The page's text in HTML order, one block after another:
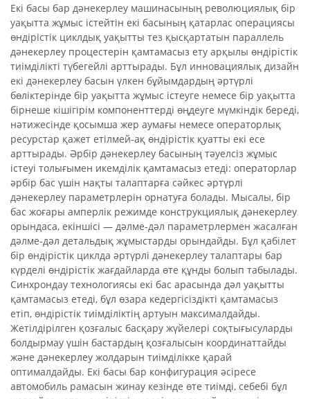
Екі басы бар дәнекерлеу машинасының революциялық бір
уақытта жұмыс істейтін екі басының қатарлас операциясы
өндірістік циклдық уақытты тез қысқартатын параллель
дәнекерлеу процестерін қамтамасыз ету арқылы өндірістік
тиімділікті түбегейлі арттырады. Бұл инновациялық дизайн
екі дәнекерлеу басын үлкен бұйымдардың әртүрлі
бөліктерінде бір уақытта жұмыс істеуге немесе бір уақытта
бірнеше кішігірім компоненттерді өңдеуге мүмкіндік береді,
нәтижесінде қосымша жер аумағы немесе операторлық
ресурстар қажет етілмей-ақ өндірістік қуатты екі есе
арттырады. Әрбір дәнекерлеу басының тәуелсіз жұмыс
істеуі толығымен икемділік қамтамасыз етеді: операторлар
әрбір бас үшін нақты талаптарға сәйкес әртүрлі
дәнекерлеу параметрлерін орнатуға болады. Мысалы, бір
бас жоғары амперлік режимде конструкциялық дәнекерлеу
орындаса, екіншісі — дәлме-дәл параметрлермен жасалған
дәлме-дәл детальдық жұмыстарды орындайды. Бұл қабілет
бір өндірістік циклда әртүрлі дәнекерлеу талаптары бар
күрделі өндірістік жағдайларда өте құнды болып табылады.
Синхрондау технологиясы екі бас арасында дәл уақытты
қамтамасыз етеді, бұл өзара кедергісіздікті қамтамасыз
етіп, өндірістік тиімділіктің артуын максималдайды.
Жетілдірілген қозғалыс басқару жүйелері соқтығысуларды
болдырмау үшін бастардың қозғалысын координаттайды
және дәнекерлеу жолдарын тиімділікке қарай
оптималдайды. Екі басы бар конфигурация әсіресе
автомобиль рамасын жинау кезінде өте тиімді, себебі бұл